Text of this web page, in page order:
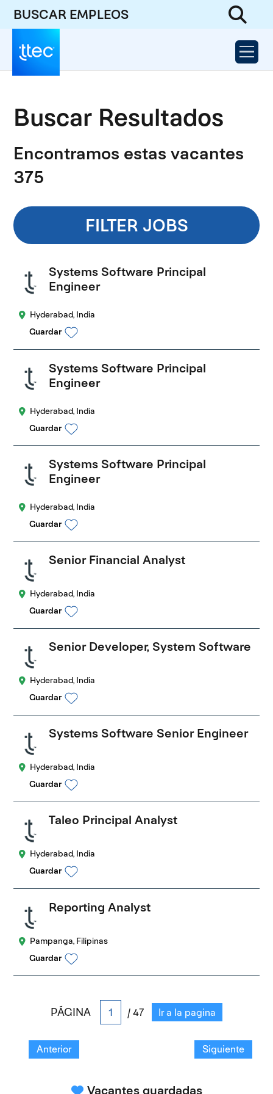
BUSCAR EMPLEOS
Buscar Resultados
Encontramos estas vacantes
375
FILTER JOBS
Systems Software Principal
Engineer
Hyderabad, India
Guardar
Systems Software Principal
Engineer
Hyderabad, India
Guardar
Systems Software Principal
Engineer
Hyderabad, India
Guardar
Senior Financial Analyst
Hyderabad, India
Guardar
Senior Developer, System Software
Hyderabad, India
Guardar
Systems Software Senior Engineer
Hyderabad, India
Guardar
Taleo Principal Analyst
Hyderabad, India
Guardar
Reporting Analyst
Pampanga, Filipinas
Guardar
PÁGINA / 47 Ir a la pagina
Anterior Siguiente
Vacantes guardadas